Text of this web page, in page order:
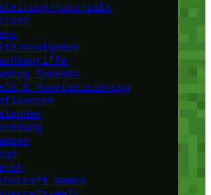
Tutorials
Zubehör
& Monetarisierung
Games